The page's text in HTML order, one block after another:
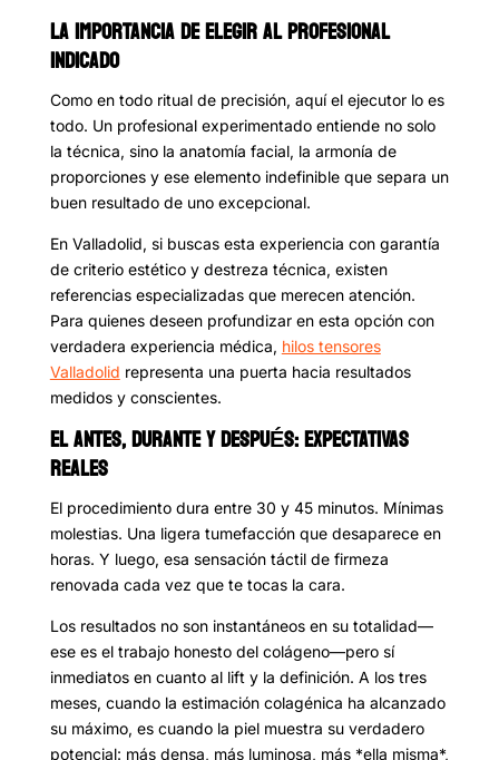
LA IMPORTANCIA DE ELEGIR AL PROFESIONAL
INDICADO
Como en todo ritual de precisión, aquí el ejecutor lo es
todo. Un profesional experimentado entiende no solo
la técnica, sino la anatomía facial, la armonía de
proporciones y ese elemento indefinible que separa un
buen resultado de uno excepcional.
En Valladolid, si buscas esta experiencia con garantía
de criterio estético y destreza técnica, existen
referencias especializadas que merecen atención.
Para quienes deseen profundizar en esta opción con
verdadera experiencia médica, hilos tensores
Valladolid representa una puerta hacia resultados
medidos y conscientes.
EL ANTES, DURANTE Y DESPUÉS: EXPECTATIVAS
REALES
El procedimiento dura entre 30 y 45 minutos. Mínimas
molestias. Una ligera tumefacción que desaparece en
horas. Y luego, esa sensación táctil de firmeza
renovada cada vez que te tocas la cara.
Los resultados no son instantáneos en su totalidad—
ese es el trabajo honesto del colágeno—pero sí
inmediatos en cuanto al lift y la definición. A los tres
meses, cuando la estimación colagénica ha alcanzado
su máximo, es cuando la piel muestra su verdadero
potencial: más densa, más luminosa, más *ella misma*,